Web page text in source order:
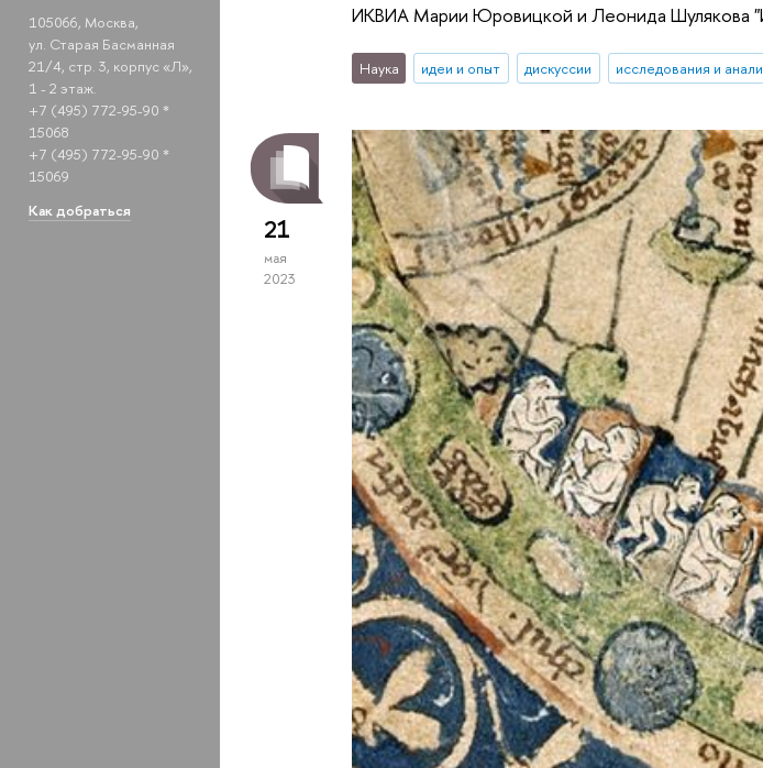
105066, Москва,
ул. Старая Басманная
21/4, стр. 3, корпус «Л»,
1 - 2 этаж.
+7 (495) 772-95-90 *
15068
+7 (495) 772-95-90 *
15069
Как добраться
ИКВИА Марии Юровицкой и Леонида Шулякова
Наука идеи и опыт дискуссии исследования и
21
мая
2023